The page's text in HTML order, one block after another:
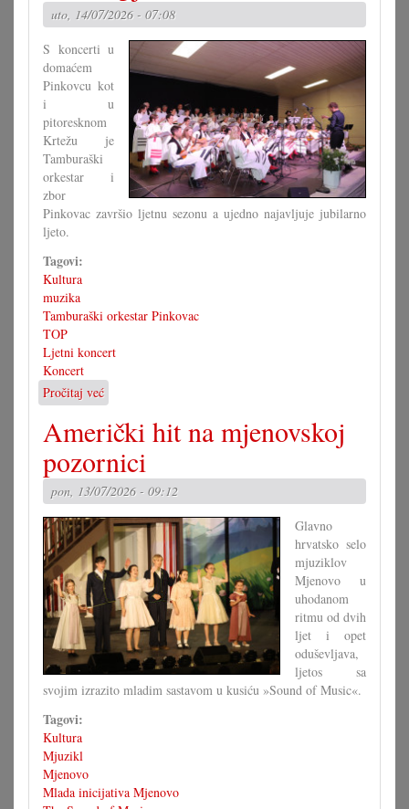
temelj
uto, 14/07/2026 - 07:08
S koncerti u
domaćem
Pinkovcu kot
i u
pitoresknom
Krtežu je
Tamburaški
orkestar i
zbor
Pinkovac završio ljetnu sezonu a ujedno najavljuje jubilarno
ljeto.
Tagovi:
Kultura
muzika
Tamburaški orkestar Pinkovac
TOP
Ljetni koncert
Koncert
Pročitaj već
Dva
uspješni
koncerti
TOP-
a
Američki hit na mjenovskoj
pozornici
pon, 13/07/2026 - 09:12
Glavno
hrvatsko selo
mjuziklov
Mjenovo u
uhodanom
ritmu od dvih
ljet i opet
oduševljava,
ljetos sa
svojim izrazito mladim sastavom u kusiću »Sound of Music«.
Tagovi:
Kultura
Mjuzikl
Mjenovo
Mlada inicijativa Mjenovo